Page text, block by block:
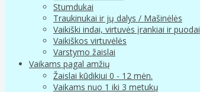
Stumdukai
Traukinukai ir jų dalys / Mašinėlės
Vaikiški indai, virtuvės įrankiai ir puodai
Vaikiškos virtuvėlės
Varstymo žaislai
Vaikams pagal amžių
Žaislai kūdikiui 0 - 12 mėn.
Vaikams nuo 1 iki 3 metukų